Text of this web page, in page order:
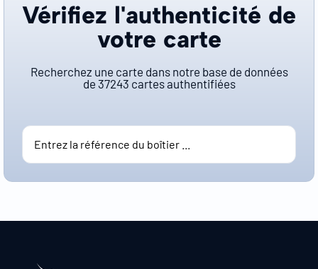
Vérifiez l'authenticité de
votre carte
Recherchez une carte dans notre base de données
de 37243 cartes authentifiées